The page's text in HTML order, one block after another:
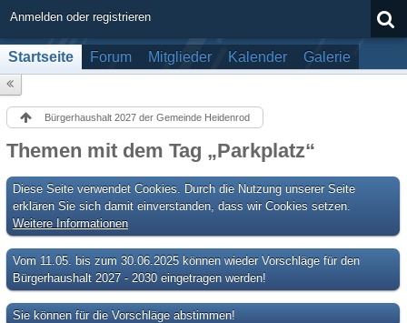
Anmelden oder registrieren
Startseite Forum Mitglieder Kalender Galerie
Bürgerhaushalt 2027 der Gemeinde Heidenrod
Themen mit dem Tag „Parkplatz“
Diese Seite verwendet Cookies. Durch die Nutzung unserer Seite
erklären Sie sich damit einverstanden, dass wir Cookies setzen.
Weitere Informationen
Vom 11.05. bis zum 30.06.2025 können wieder Vorschläge für den
Bürgerhaushalt 2027 - 2030 eingetragen werden!
Sie können für die Vorschläge abstimmen!